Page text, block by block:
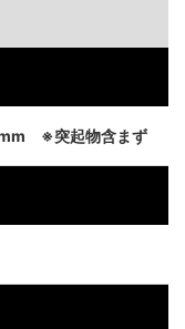
※突起物含まず